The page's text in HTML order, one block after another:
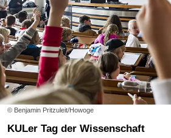
© Benjamin Pritzuleit/Howoge
KULer Tag der Wissenschaft